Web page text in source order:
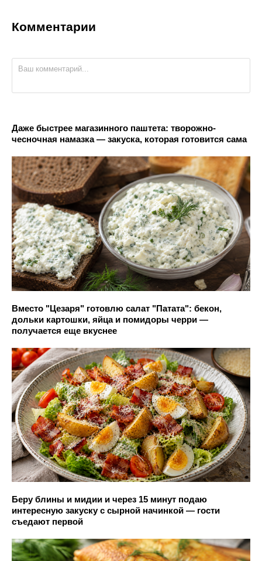
Комментарии
Даже быстрее магазинного паштета: творожно-
чесночная намазка — закуска, которая готовится сама
Вместо "Цезаря" готовлю салат "Патата": бекон,
дольки картошки, яйца и помидоры черри —
получается еще вкуснее
Беру блины и мидии и через 15 минут подаю
интересную закуску с сырной начинкой — гости
съедают первой